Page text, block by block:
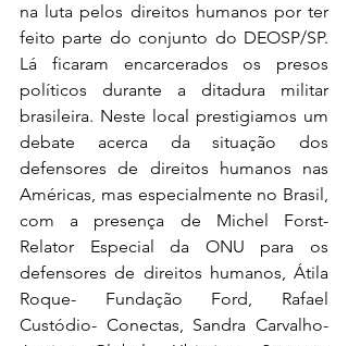
na luta pelos direitos humanos por ter
feito parte do conjunto do DEOSP/SP.
Lá ficaram encarcerados os presos
políticos durante a ditadura militar
brasileira. Neste local prestigiamos um
debate acerca da situação dos
defensores de direitos humanos nas
Américas, mas especialmente no Brasil,
com a presença de Michel Forst-
Relator Especial da ONU para os
defensores de direitos humanos, Átila
Roque- Fundação Ford, Rafael
Custódio- Conectas, Sandra Carvalho-